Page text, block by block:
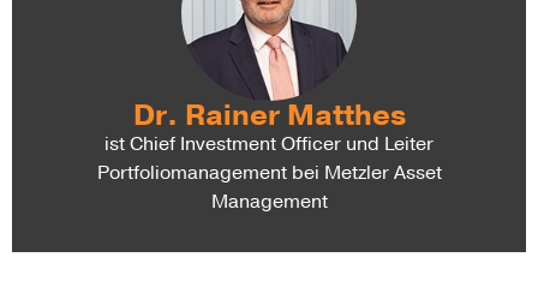
Dr. Rainer Matthes
ist Chief Investment Officer und Leiter
Portfoliomanagement bei Metzler Asset
Management